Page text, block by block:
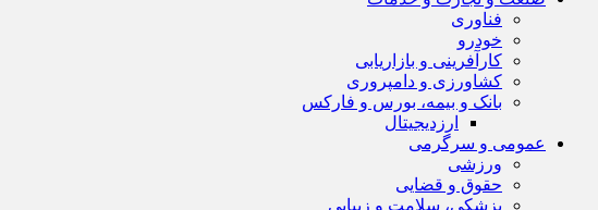
فناوری
خودرو
کارآفرینی و بازاریابی
کشاورزی و دامپروری
بانک و بیمه، بورس و فارکس
ارزدیجیتال
عمومی و سرگرمی
ورزشی
حقوق و قضایی
پزشکی، سلامت و زیبایی